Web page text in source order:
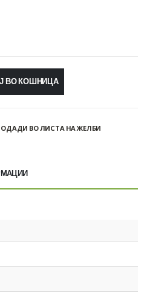
ВО КОШНИЦА
ВО ЛИСТА НА ЖЕЛБИ